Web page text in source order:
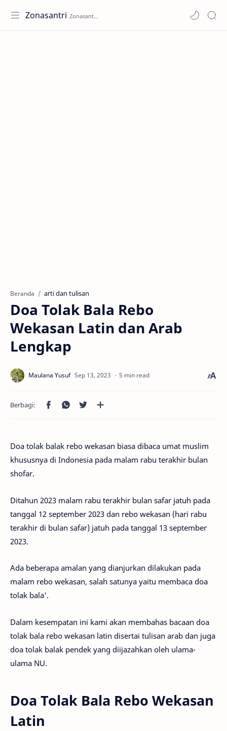
Zonasantri
Beranda arti dan tulisan
Doa Tolak Bala Rebo
Wekasan Latin dan Arab
Lengkap
5 min read
Doa tolak balak rebo wekasan biasa dibaca umat muslim
khususnya di Indonesia pada malam rabu terakhir bulan
shofar.
Ditahun 2023 malam rabu terakhir bulan safar jatuh pada
tanggal 12 september 2023 dan rebo wekasan (hari rabu
terakhir di bulan safar) jatuh pada tanggal 13 september
2023.
Ada beberapa amalan yang dianjurkan dilakukan pada
malam rebo wekasan, salah satunya yaitu membaca doa
tolak bala'.
Dalam kesempatan ini kami akan membahas bacaan doa
tolak bala rebo wekasan latin disertai tulisan arab dan juga
doa tolak balak pendek yang diijazahkan oleh ulama-
ulama NU.
Doa Tolak Bala Rebo Wekasan
Latin